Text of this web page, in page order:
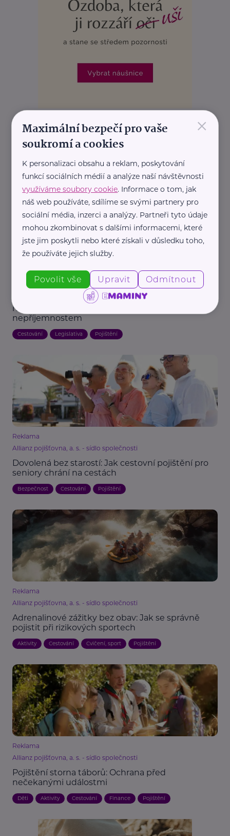
Další články
Reklama
ERGO Cestovní Pojišťovna
Tekutiny v odbaveném zavazadle: Co je povoleno,
na co si dát pozor a jak se vyhnout
nepříjemnostem
Cestování Legislativa Pojištění
Reklama
Allianz pojišťovna, a. s. - sídlo společnosti
Dovolená bez starostí: Jak cestovní pojištění pro
seniory chrání na cestách
Bezpečnost Cestování Pojištění
Reklama
Allianz pojišťovna, a. s. - sídlo společnosti
Adrenalinové zážitky bez obav: Jak se správně
pojistit při rizikových sportech
Aktivity Cestování Cvičení, sport Pojištění
Reklama
Allianz pojišťovna, a. s. - sídlo společnosti
Pojištění storna táborů: Ochrana před
nečekanými událostmi
Děti Aktivity Cestování Finance Pojištění
×
Maximální bezpečí pro vaše
soukromí a cookies
K personalizaci obsahu a reklam, poskytování
funkcí sociálních médií a analýze naší návštěvnosti
využíváme soubory cookie. Informace o tom, jak
náš web používáte, sdílíme se svými partnery pro
sociální média, inzerci a analýzy. Partneři tyto údaje
mohou zkombinovat s dalšími informacemi, které
jste jim poskytli nebo které získali v důsledku toho,
že používáte jejich služby.
Povolit vše Upravit Odmítnout